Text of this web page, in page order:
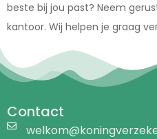
beste bij jou past? Neem
kantoor. Wij helpen je graag
Contact